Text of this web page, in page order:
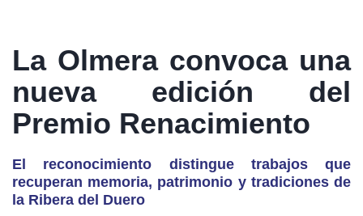
La Olmera convoca una
nueva edición del
Premio Renacimiento
El reconocimiento distingue trabajos que
recuperan memoria, patrimonio y tradiciones de
la Ribera del Duero